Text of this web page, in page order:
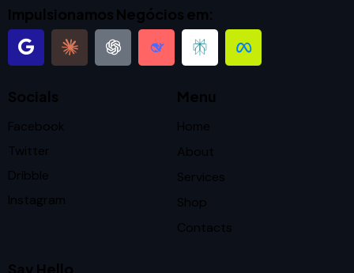
Impulsionamos Negócios em:
Socials
Facebook
Twitter
Dribble
Instagram
Menu
Home
About
Services
Shop
Contacts
Say Hello